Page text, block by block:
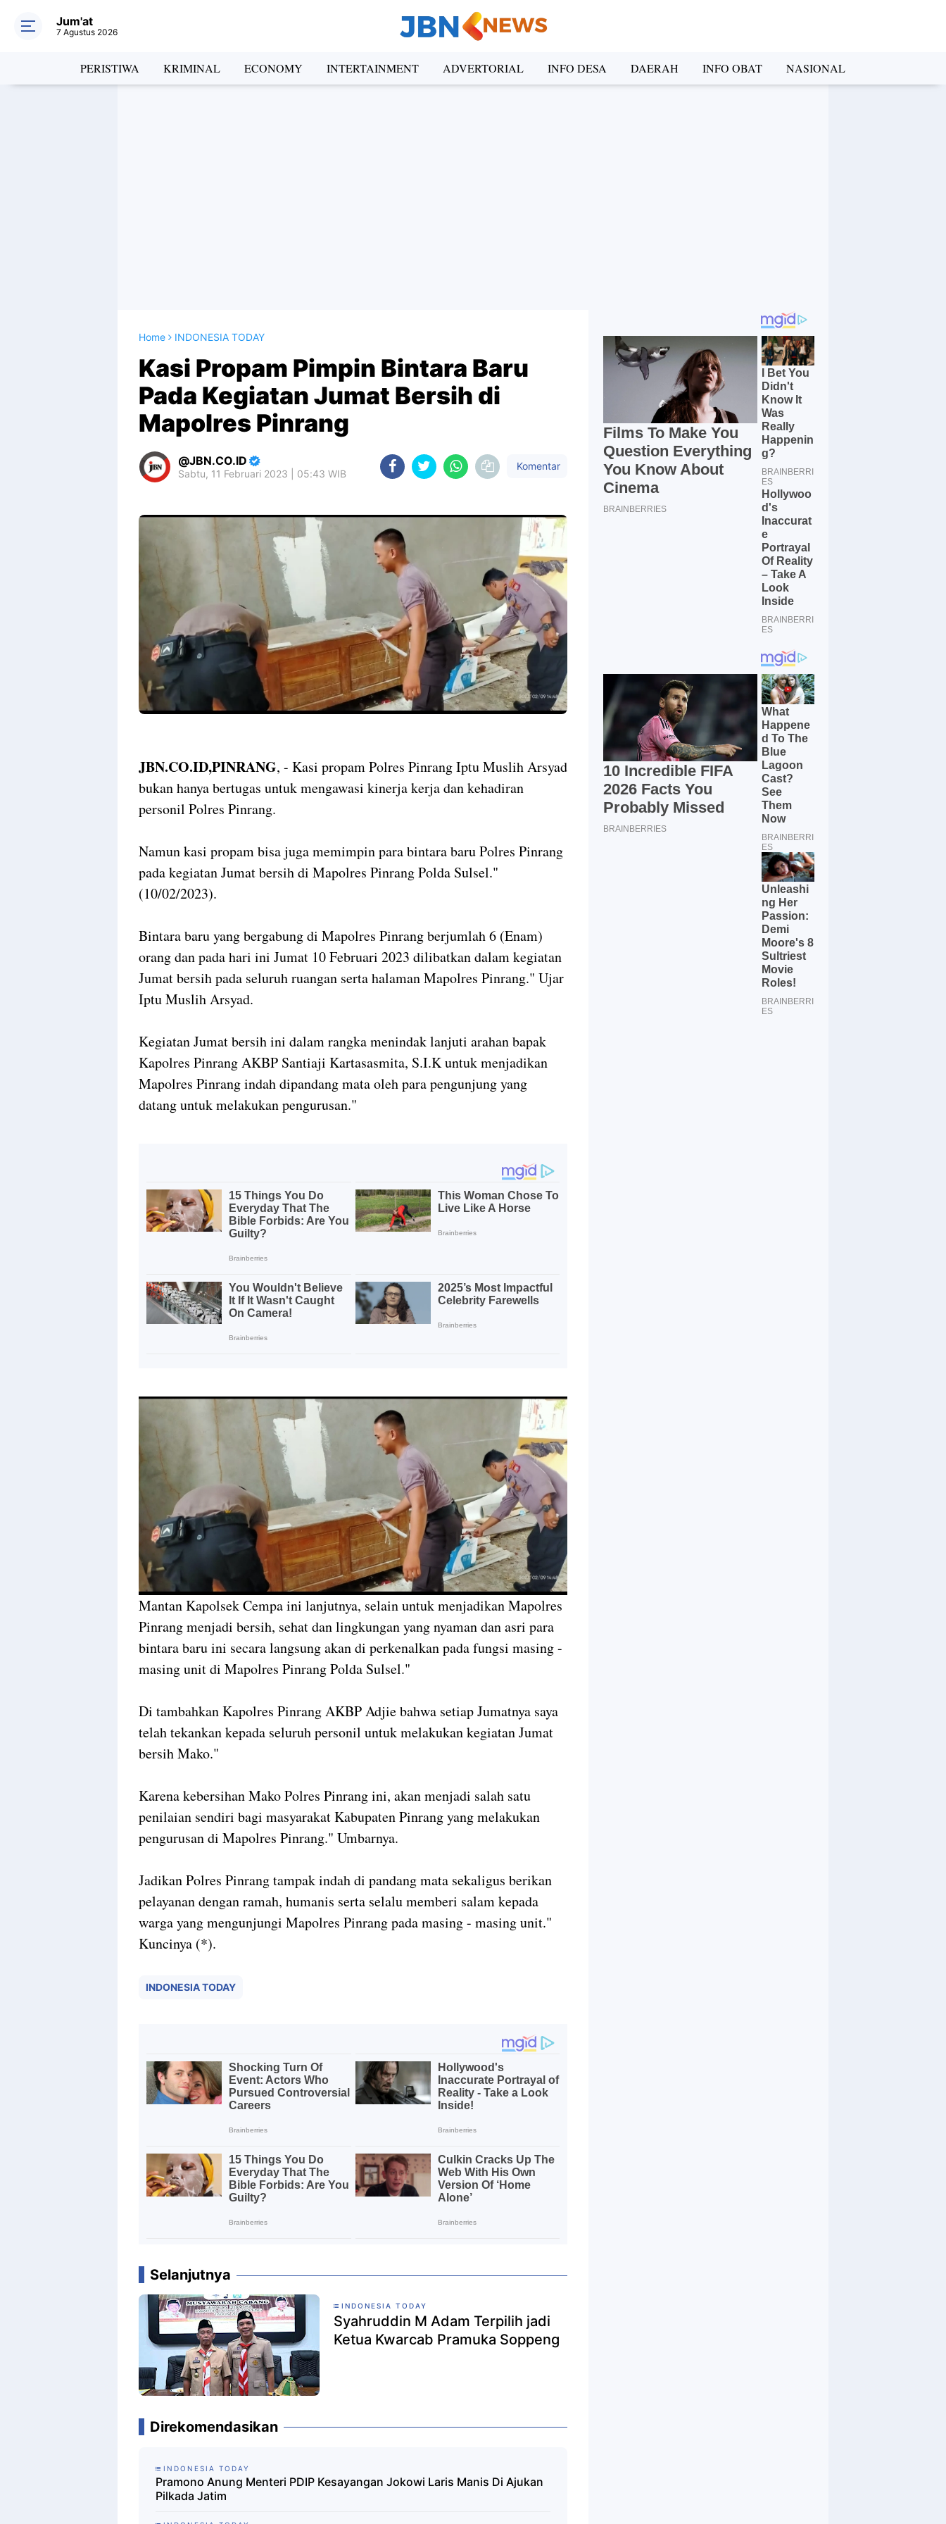
Jum'at
7 Agustus 2026
PERISTIWA KRIMINAL ECONOMY INTERTAINMENT ADVERTORIAL INFO DESA DAERAH INFO OBAT NASIONAL
Home INDONESIA TODAY
Kasi Propam Pimpin Bintara Baru
Pada Kegiatan Jumat Bersih di
Mapolres Pinrang
JBN.CO.ID
Sabtu, 11 Februari 2023 | 05:43 WIB
Komentar
JBN.CO.ID,PINRANG, - Kasi propam Polres Pinrang Iptu Muslih Arsyad
bukan hanya bertugas untuk mengawasi kinerja kerja dan kehadiran
personil Polres Pinrang.
Namun kasi propam bisa juga memimpin para bintara baru Polres Pinrang
pada kegiatan Jumat bersih di Mapolres Pinrang Polda Sulsel."
(10/02/2023).
Bintara baru yang bergabung di Mapolres Pinrang berjumlah 6 (Enam)
orang dan pada hari ini Jumat 10 Februari 2023 dilibatkan dalam kegiatan
Jumat bersih pada seluruh ruangan serta halaman Mapolres Pinrang." Ujar
Iptu Muslih Arsyad.
Kegiatan Jumat bersih ini dalam rangka menindak lanjuti arahan bapak
Kapolres Pinrang AKBP Santiaji Kartasasmita, S.I.K untuk menjadikan
Mapolres Pinrang indah dipandang mata oleh para pengunjung yang
datang untuk melakukan pengurusan."
Mantan Kapolsek Cempa ini lanjutnya, selain untuk menjadikan Mapolres
Pinrang menjadi bersih, sehat dan lingkungan yang nyaman dan asri para
bintara baru ini secara langsung akan di perkenalkan pada fungsi masing -
masing unit di Mapolres Pinrang Polda Sulsel."
Di tambahkan Kapolres Pinrang AKBP Adjie bahwa setiap Jumatnya saya
telah tekankan kepada seluruh personil untuk melakukan kegiatan Jumat
bersih Mako."
Karena kebersihan Mako Polres Pinrang ini, akan menjadi salah satu
penilaian sendiri bagi masyarakat Kabupaten Pinrang yang melakukan
pengurusan di Mapolres Pinrang." Umbarnya.
Jadikan Polres Pinrang tampak indah di pandang mata sekaligus berikan
pelayanan dengan ramah, humanis serta selalu memberi salam kepada
warga yang mengunjungi Mapolres Pinrang pada masing - masing unit."
Kuncinya (*).
INDONESIA TODAY
Selanjutnya
INDONESIA TODAY
Syahruddin M Adam Terpilih jadi
Ketua Kwarcab Pramuka Soppeng
Direkomendasikan
INDONESIA TODAY
Pramono Anung Menteri PDIP Kesayangan Jokowi Laris Manis Di Ajukan
Pilkada Jatim